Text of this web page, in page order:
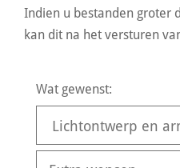
Indien u bestanden groter
kan dit na het versturen
Wat gewenst: